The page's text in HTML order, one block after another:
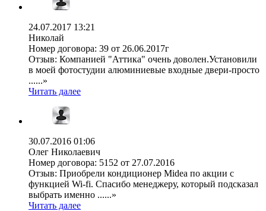
24.07.2017 13:21
Николай
Номер договора: 39 от 26.06.2017г
Отзыв: Компанией "Аттика" очень доволен.Установили
в моей фотостудии алюминиевые входные двери-просто
......»
Читать далее
30.07.2016 01:06
Олег Николаевич
Номер договора: 5152 от 27.07.2016
Отзыв: Приобрели кондиционер Midea по акции с
функцией Wi-fi. Спасибо менеджеру, который подсказал
выбрать именно ......»
Читать далее